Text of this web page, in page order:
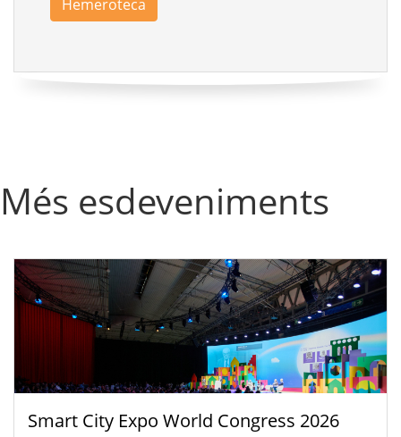
Hemeroteca
Més esdeveniments
Smart City Expo World Congress 2026